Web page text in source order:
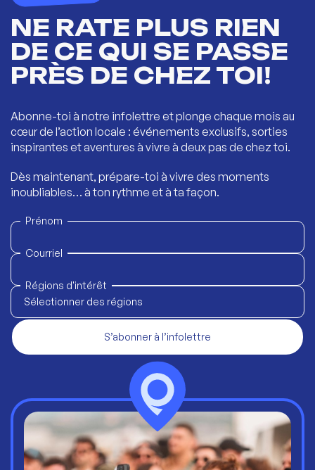
NE RATE PLUS RIEN
DE CE QUI SE PASSE
PRÈS DE CHEZ TOI!
Abonne-toi à notre infolettre et plonge chaque mois au
cœur de l’action locale : événements exclusifs, sorties
inspirantes et aventures à vivre à deux pas de chez toi.
Dès maintenant, prépare-toi à vivre des moments
inoubliables… à ton rythme et à ta façon.
Prénom
Courriel
Régions d'intérêt
Sélectionner des régions
S’abonner à l’infolettre